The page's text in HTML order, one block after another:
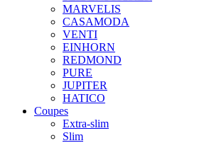
MARVELIS
CASAMODA
VENTI
EINHORN
REDMOND
PURE
JUPITER
HATICO
Coupes
Extra-slim
Slim